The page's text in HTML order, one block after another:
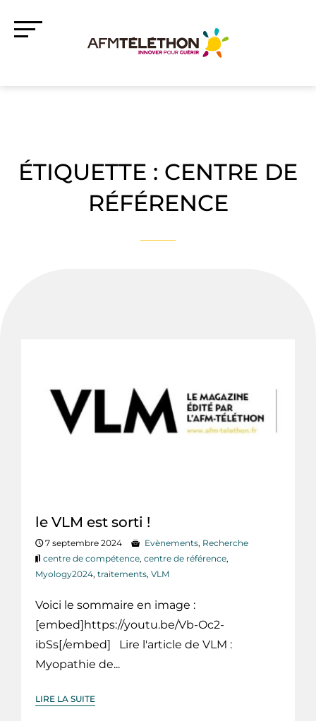
ÉTIQUETTE : CENTRE DE
RÉFÉRENCE
le VLM est sorti !
7 septembre 2024 Evènements, Recherche
centre de compétence, centre de référence,
Myology2024, traitements, VLM
Voici le sommaire en image :
[embed]https://youtu.be/Vb-Oc2-
ibSs[/embed] Lire l'article de VLM :
Myopathie de...
LIRE LA SUITE